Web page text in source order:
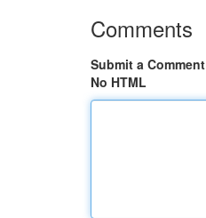
Comments
Submit a Comment
No HTML